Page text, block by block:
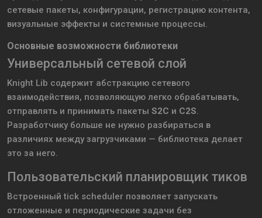
сетевые пакеты, конфигурации, регистрацию контента,
визуальные эффекты и системные процессы.
Основные возможности библиотеки
Универсальный сетевой слой
Knight Lib содержит абстракцию сетевого
взаимодействия, позволяющую легко обрабатывать,
отправлять и принимать пакеты S2C и C2S.
Разработчику больше не нужно разбираться в
различиях между загрузчиками — библиотека делает
это за него.
Пользовательский планировщик тиков
Встроенный tick scheduler позволяет запускать
отложенные и периодические задачи без